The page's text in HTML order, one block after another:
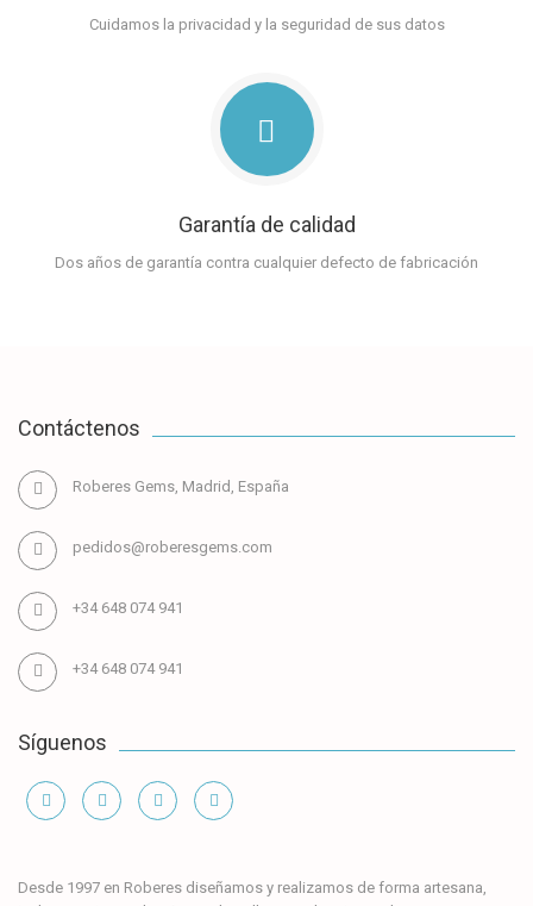
Cuidamos la privacidad y la seguridad de sus datos
Garantía de calidad
Dos años de garantía contra cualquier defecto de fabricación
Contáctenos
Roberes Gems, Madrid, España
pedidos@roberesgems.com
+34 648 074 941
+34 648 074 941
Síguenos
Desde 1997 en Roberes diseñamos y realizamos de forma artesana,
Información